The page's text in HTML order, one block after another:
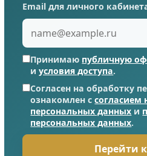
Email для личного
Принимаю публичную
иусловия доступа.
Согласен на обработку
ознакомлен ссогласием
персональных данных и
персональных данных.
Перейти